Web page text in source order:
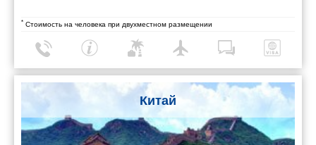
* Стоимость на человека при двухместном размещении
Китай